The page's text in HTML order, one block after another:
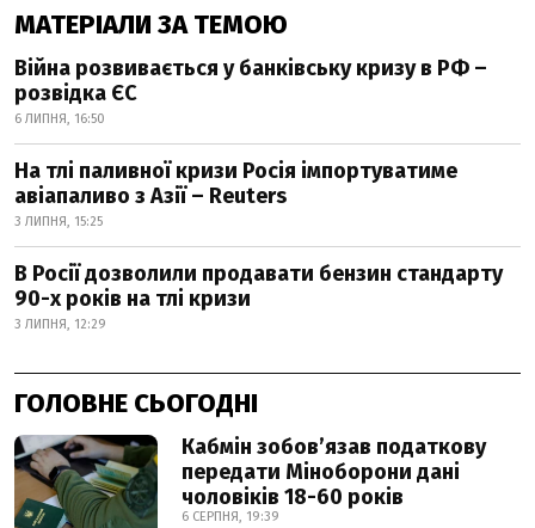
МАТЕРІАЛИ ЗА ТЕМОЮ
Війна розвивається у банківську кризу в РФ –
розвідка ЄС
6 ЛИПНЯ, 16:50
На тлі паливної кризи Росія імпортуватиме
авіапаливо з Азії – Reuters
3 ЛИПНЯ, 15:25
В Росії дозволили продавати бензин стандарту
90-х років на тлі кризи
3 ЛИПНЯ, 12:29
ГОЛОВНЕ СЬОГОДНІ
Кабмін зобовʼязав податкову
передати Міноборони дані
чоловіків 18-60 років
6 СЕРПНЯ, 19:39